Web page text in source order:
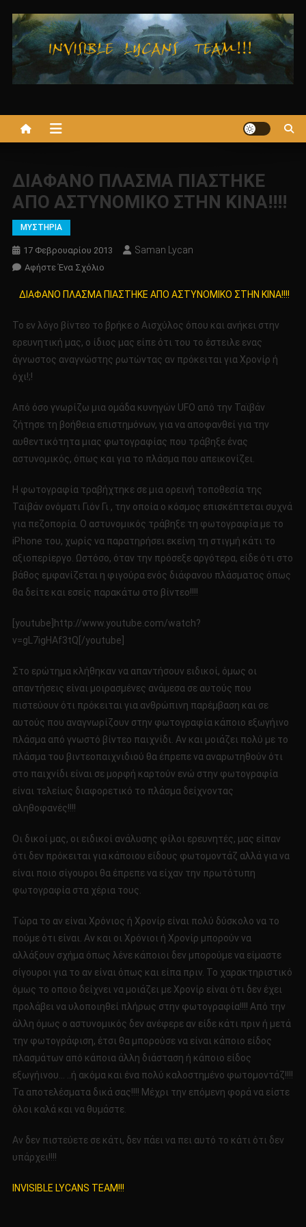
στο
περιεχόμενο
ΔΙΑΦΑΝΟ ΠΛΑΣΜΑ ΠΙΑΣΤΗΚΕ
ΑΠΟ ΑΣΤΥΝΟΜΙΚΟ ΣΤΗΝ ΚΙΝΑ!!!!
ΜΥΣΤΗΡΙΑ
17 Φεβρουαρίου 2013 Saman Lycan
Αφήστε Ένα ΣχόλιοΓια
ΔΙΑΦΑΝΟ
ΠΙΑΣΤΗΚΕ
ΑΠΟ
ΑΣΤΥΝΟΜΙΚΟ
ΔΙΑΦΑΝΟ ΠΛΑΣΜΑ ΠΙΑΣΤΗΚΕ ΑΠΟ ΑΣΤΥΝΟΜΙΚΟ ΣΤΗΝ ΚΙΝΑ!!!!
Το εν λόγο βίντεο το βρήκε ο Αισχύλος όπου και ανήκει στην
ερευνητική μας, ο ίδιος μας είπε ότι του το έστειλε ενας
άγνωστος αναγνώστης ρωτώντας αν πρόκειται για Χρονίρ ή
όχι!;!
Από όσο γνωρίζω μια ομάδα κυνηγών UFO από την Ταϊβάν
ζήτησε τη βοήθεια επιστημόνων, για να αποφανθεί για την
αυθεντικότητα μιας φωτογραφίας που τράβηξε ένας
αστυνομικός, όπως και για το πλάσμα που απεικονίζει.
Η φωτογραφία τραβήχτηκε σε μια ορεινή τοποθεσία της
Ταϊβάν ονόματι Γιόν Γι , την οποία ο κόσμος επισκέπτεται συχνά
για πεζοπορία. Ο αστυνομικός τράβηξε τη φωτογραφία με το
iPhone του, χωρίς να παρατηρήσει εκείνη τη στιγμή κάτι το
αξιοπερίεργο. Ωστόσο, όταν την πρόσεξε αργότερα, είδε ότι στο
βάθος εμφανίζεται η φιγούρα ενός διάφανου πλάσματος όπως
θα δείτε και εσείς παρακάτω στο βίντεο!!!!
[youtube]http://www.youtube.com/watch?
v=gL7igHAf3tQ[/youtube]
Στο ερώτημα κλήθηκαν να απαντήσουν ειδικοί, όμως οι
απαντήσεις είναι μοιρασμένες ανάμεσα σε αυτούς που
πιστεύουν ότι πρόκειται για ανθρώπινη παρέμβαση και σε
αυτούς που αναγνωρίζουν στην φωτογραφία κάποιο εξωγήινο
πλάσμα από γνωστό βίντεο παιχνίδι. Αν και μοιάζει πολύ με το
πλάσμα του βιντεοπαιχνιδιού θα έπρεπε να αναρωτηθούν ότι
στο παιχνίδι είναι σε μορφή καρτούν ενώ στην φωτογραφία
είναι τελείως διαφορετικό το πλάσμα δείχνοντας
αληθοφανές!!!!
Οι δικοί μας, οι ειδικοί ανάλυσης φίλοι ερευνητές, μας είπαν
ότι δεν πρόκειται για κάποιου είδους φωτομοντάζ αλλά για να
είναι ποιο σίγουροι θα έπρεπε να είχαν την πρωτότυπη
φωτογραφία στα χέρια τους.
Τώρα το αν είναι Χρόνιος ή Χρονίρ είναι πολύ δύσκολο να το
πούμε ότι είναι. Αν και οι Χρόνιοι ή Χρονίρ μπορούν να
αλλάξουν σχήμα όπως λένε κάποιοι δεν μπορούμε να είμαστε
σίγουροι για το αν είναι όπως και είπα πριν. Το χαρακτηριστικό
όμως το οποιο δείχνει να μοιάζει με Χρονίρ είναι ότι δεν έχει
προλάβει να υλοποιηθεί πλήρως στην φωτογραφία!!!! Από την
άλλη όμως ο αστυνομικός δεν ανέφερε αν είδε κάτι πριν ή μετά
την φωτογράφιση, έτσι θα μπορούσε να είναι κάποιο είδος
πλασμάτων από κάποια άλλη διάσταση ή κάποιο είδος
εξωγήινου… ..ή ακόμα και ένα πολύ καλοστημένο φωτομοντάζ!!!!
Τα αποτελέσματα δικά σας!!!! Μέχρι την επόμενη φορά να είστε
όλοι καλά και να θυμάστε.
Αν δεν πιστεύετε σε κάτι, δεν πάει να πει αυτό το κάτι ότι δεν
υπάρχει!!!!
INVISIBLE LYCANS TEAM!!!